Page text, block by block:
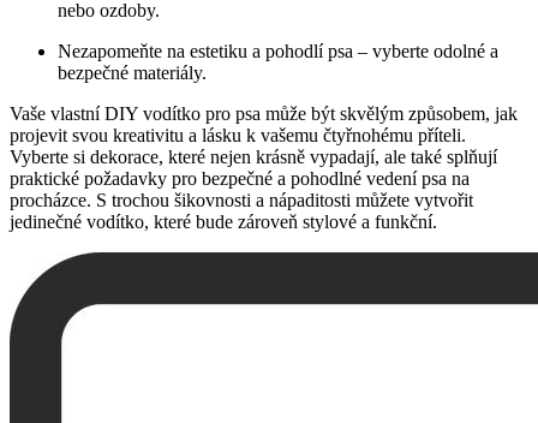
nebo ozdoby.
Nezapomeňte na estetiku a pohodlí psa – vyberte odolné a
bezpečné materiály.
Vaše vlastní DIY vodítko pro psa může být skvělým způsobem, jak
projevit svou kreativitu a lásku k vašemu čtyřnohému příteli.
Vyberte si dekorace, které nejen krásně vypadají, ale také splňují
praktické požadavky pro bezpečné a pohodlné vedení psa na
procházce. S trochou šikovnosti a nápaditosti můžete vytvořit
jedinečné vodítko, které bude zároveň stylové a funkční.